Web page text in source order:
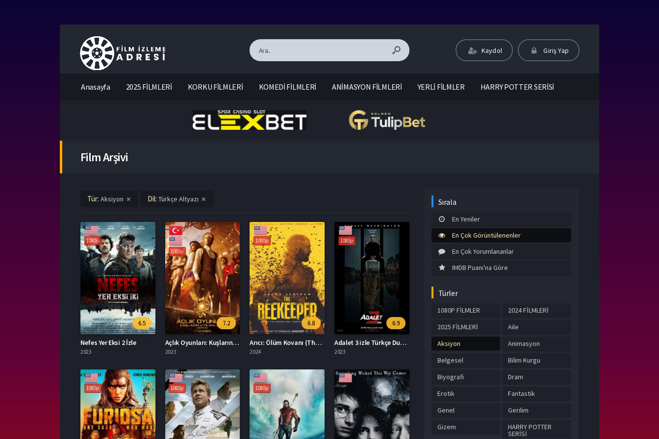
Kaydol Giriş Yap
Anasayfa 2025 FİLMLERİ KORKU FİLMLERİ KOMEDİ FİLMLERİ ANİMASYON FİLMLERİ YERLİ FİLMLER HARRY POTTER SERİSİ
Film Arşivi
Tür: Aksiyon Dil: Türkçe Altyazı
1080p
6.5
Nefes Yer Eksi 2 İzle
2023
1080p
7.2
Açlık Oyunları: Kuşların ve Yılanların Şarkısı 2023 İzle
2023
1080p
6.8
Arıcı: Ölüm Kovanı (The Beekeeper) İzle
2024
1080p
6.9
Adalet 3 izle Türkçe Dublaj 1080p HD
2023
1080p 1080p 1080p
Sırala
En Yeniler
En Çok Görüntülenenler
En Çok Yorumlananlar
IMDB Puanı'na Göre
Türler
1080P FİLMLER
2024 FİLMLERİ
2025 FİLMLERİ
Aile
Aksiyon
Animasyon
Belgesel
Bilim Kurgu
Biyografi
Dram
Erotik
Fantastik
Genel
Gerilim
Gizem
HARRY POTTER
SERİSİ